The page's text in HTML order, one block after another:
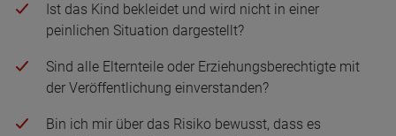
Ist das Kind bekleidet und wird nicht in einer
peinlichen Situation dargestellt?
Sind alle Elternteile oder Erziehungsberechtigte mit
der Veröffentlichung einverstanden?
Bin ich mir über das Risiko bewusst, dass es